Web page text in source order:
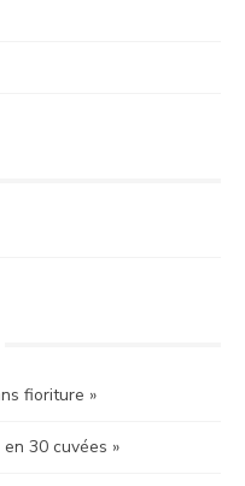
fioriture »
30 cuvées »